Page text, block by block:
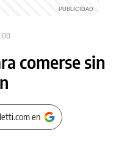
comerse sin
en